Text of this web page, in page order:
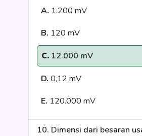
A. 1.200 mV
B. 120 mV
C. 12.000 mV
D. 0,12 mV
E. 120.000 mV
10. Dimensi dari besaran